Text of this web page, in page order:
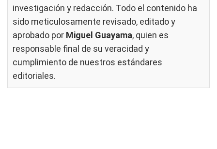
investigación y redacción. Todo el contenido ha
sido meticulosamente revisado, editado y
aprobado por Miguel Guayama, quien es
responsable final de su veracidad y
cumplimiento de nuestros estándares
editoriales.